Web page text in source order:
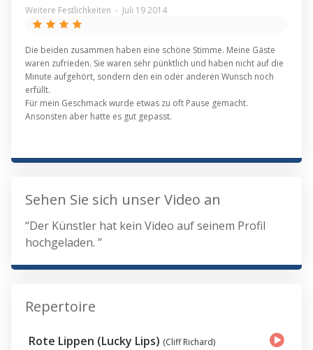
Weitere Festlichkeiten - Juli 19 2014
Die beiden zusammen haben eine schöne Stimme. Meine Gäste
waren zufrieden. Sie waren sehr pünktlich und haben nicht auf die
Minute aufgehört, sondern den ein oder anderen Wunsch noch
erfüllt.
Für mein Geschmack wurde etwas zu oft Pause gemacht.
Ansonsten aber hatte es gut gepasst.
Sehen Sie sich unser Video an
“Der Künstler hat kein Video auf seinem Profil
hochgeladen. ”
Repertoire
Rote Lippen (Lucky Lips) (Cliff Richard)